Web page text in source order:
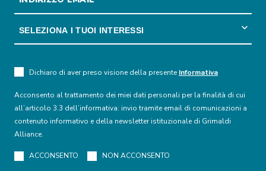
Dichiaro di aver preso visione della presente Informativa
Acconsento al trattamento dei miei dati personali per la finalità di cui
all’articolo 3.3 dell’informativa: invio tramite email di comunicazioni a
contenuto informativo e della newsletter istituzionale di Grimaldi
Alliance.
ACCONSENTO NON ACCONSENTO